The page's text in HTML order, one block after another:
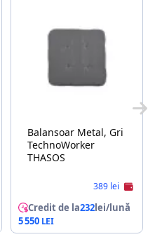
Balansoar Metal, Gri
TechnoWorker
THASOS
389 lei
Credit de la232lei/lună
5 550